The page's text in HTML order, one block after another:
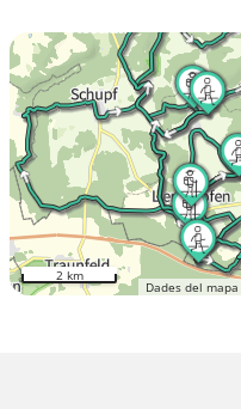
Dades del mapa
2 km